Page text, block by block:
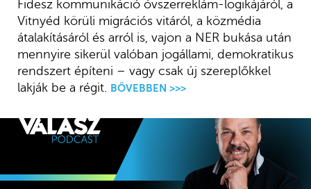
Fidesz kommunikáció óvszerreklám-logikájáról, a
Vitnyéd körüli migrációs vitáról, a közmédia
átalakításáról és arról is, vajon a NER bukása után
mennyire sikerül valóban jogállami, demokratikus
rendszert építeni – vagy csak új szereplőkkel
lakják be a régit. BŐVEBBEN >>>